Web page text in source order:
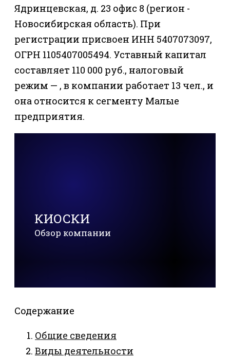
Ядринцевская, д. 23 офис 8 (регион -
Новосибирская область). При
регистрации присвоен ИНН 5407073097,
ОГРН 1105407005494. Уставный капитал
составляет 110 000 руб., налоговый
режим — , в компании работает 13 чел., и
она относится к сегменту Малые
предприятия.
КИОСКИ
Обзор компании
Содержание
Общие сведения
Виды деятельности